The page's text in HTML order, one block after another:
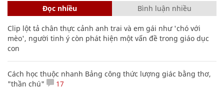
Đọc nhiều Bình luận nhiều
Clip lột tả chân thực cảnh anh trai và em gái như 'chó với
mèo', người tinh ý còn phát hiện một vấn đề trong giáo dục
con
Cách học thuộc nhanh Bảng công thức lượng giác bằng thơ,
"thần chú"
17